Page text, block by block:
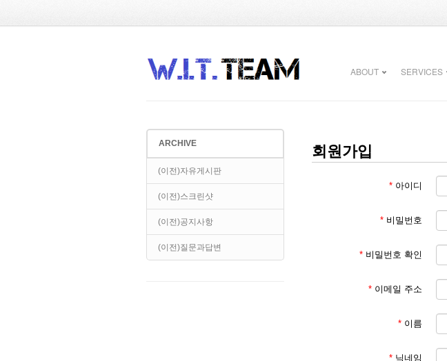
ABOUT SERVICES
ARCHIVE
(이전)자유게시판
(이전)스크린샷
(이전)공지사항
(이전)질문과답변
회원가입
* 아이디
* 비밀번호
* 비밀번호 확인
* 이메일 주소
* 이름
* 닉네임